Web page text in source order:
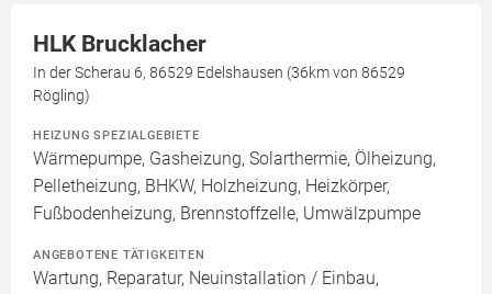
HLK Brucklacher
In der Scherau 6, 86529 Edelshausen (36km von 86529
Rögling)
HEIZUNG SPEZIALGEBIETE
Wärmepumpe, Gasheizung, Solarthermie, Ölheizung,
Pelletheizung, BHKW, Holzheizung, Heizkörper,
Fußbodenheizung, Brennstoffzelle, Umwälzpumpe
ANGEBOTENE TÄTIGKEITEN
Wartung, Reparatur, Neuinstallation / Einbau,